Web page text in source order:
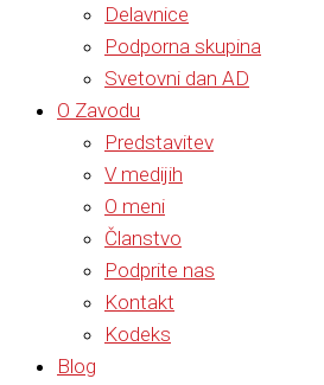
Delavnice
Podporna skupina
Svetovni dan AD
O Zavodu
Predstavitev
V medijih
O meni
Članstvo
Podprite nas
Kontakt
Kodeks
Blog